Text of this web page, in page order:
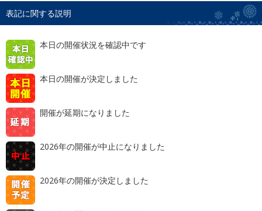
表記に関する説明
本日の開催状況を確認中です
本日の開催が決定しました
開催が延期になりました
2026年の開催が中止になりました
2026年の開催が決定しました